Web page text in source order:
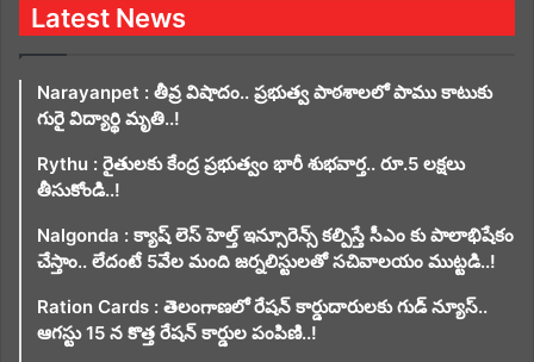
Latest News
Narayanpet : తీవ్ర విషాదం.. ప్రభుత్వ పాఠశాలలో పాము కాటుకు
గురై విద్యార్థి మృతి..!
Rythu : రైతులకు కేంద్ర ప్రభుత్వం భారీ శుభవార్త.. రూ.5 లక్షలు
తీసుకోండి..!
Nalgonda : క్యాష్ లెస్ హెల్త్ ఇన్సూరెన్స్ కల్పిస్తే సీఎం కు పాలాభిషేకం
చేస్తాం.. లేదంటే 5వేల మంది జర్నలిస్టులతో సచివాలయం ముట్టడి..!
Ration Cards : తెలంగాణలో రేషన్ కార్డుదారులకు గుడ్ న్యూస్..
ఆగస్టు 15 న కొత్త రేషన్ కార్డుల పంపిణి..!